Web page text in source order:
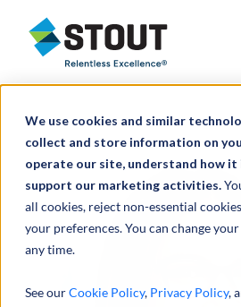
We use cookies and similar
collect and store information on
operate our site, understand how it
support our marketing activities.
all cookies, reject non-essential
your preferences. You can change
any time.
See ourCookie Policy, Privacy Policy,
Stout Relentless Excellence